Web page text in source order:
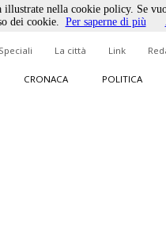
Speciali La città Link
CRONACA POLITICA
nella cookie policy. Se
dei cookie. Per saperne di più